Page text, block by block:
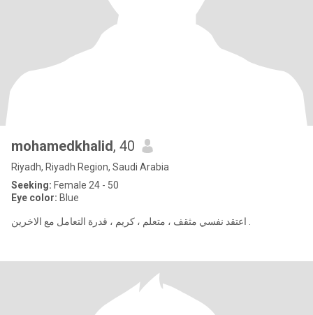
mohamedkhalid, 40
Riyadh, Riyadh Region, Saudi Arabia
Seeking: Female 24 - 50
Eye color: Blue